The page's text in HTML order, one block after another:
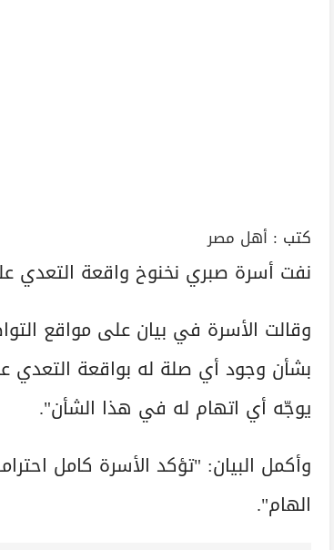
كتب : أهل مصر
نفت أسرة صبري نخنوخ واقعة التعدي
وقالت الأسرة في بيان على مواقع
بشأن وجود أي صلة له بواقعة التعدي
يوجّه أي اتهام له في هذا الشأن".
وأكمل البيان: "تؤكد الأسرة كامل
الهام".